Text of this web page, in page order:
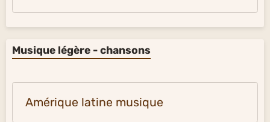
Musique légère - chansons
Amérique latine musique